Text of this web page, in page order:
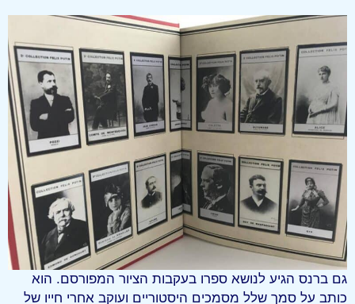
גם ברנס הגיע לנושא ספרו בעקבות הציור המפורסם. הוא
כותב על סמך שלל מסמכים היסטוריים ועוקב אחרי חייו של